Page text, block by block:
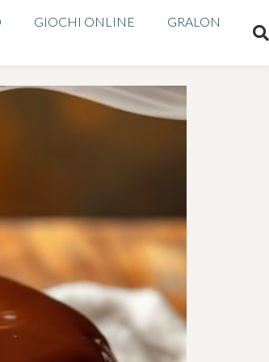
GIOCHI ONLINE GRALON